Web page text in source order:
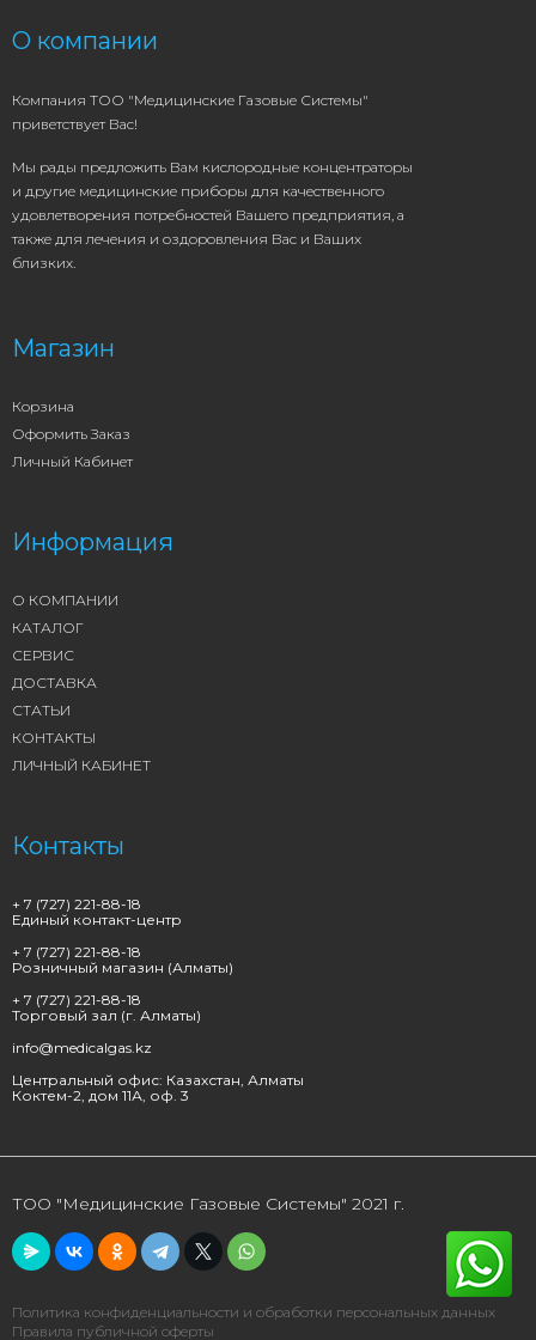
О компании
Компания ТОО "Медицинские Газовые Системы"
приветствует Вас!
Мы рады предложить Вам кислородные концентраторы
и другие медицинские приборы для качественного
удовлетворения потребностей Вашего предприятия, а
также для лечения и оздоровления Вас и Ваших
близких.
Магазин
Корзина
Оформить Заказ
Личный Кабинет
Информация
О КОМПАНИИ
КАТАЛОГ
СЕРВИС
ДОСТАВКА
СТАТЬИ
КОНТАКТЫ
ЛИЧНЫЙ КАБИНЕТ
Контакты
+ 7 (727) 221-88-18
Единый контакт-центр
+ 7 (727) 221-88-18
Розничный магазин (Алматы)
+ 7 (727) 221-88-18
Торговый зал (г. Алматы)
info@medicalgas.kz
Центральный офис: Казахстан, Алматы
Коктем-2, дом 11А, оф. 3
ТОО "Медицинские Газовые Системы" 2021 г.
Политика конфиденциальности и обработки персональных данных
Правила публичной оферты